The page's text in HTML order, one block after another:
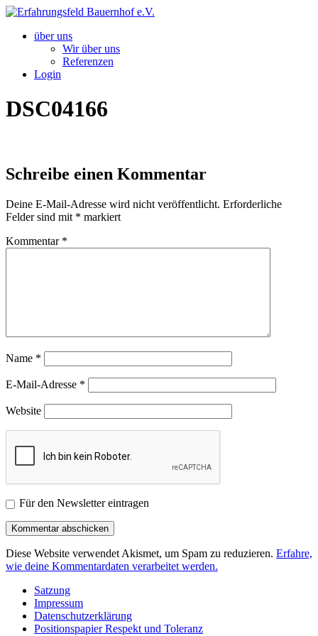
Zum
springenüber uns
Wir über uns
Referenzen
Login
DSC04166
Schreibe einen Kommentar
Deine E-Mail-Adresse wird nicht veröffentlicht. Erforderliche
Felder sind mit * markiert
Kommentar *
Name *
E-Mail-Adresse *
Website
Für den Newsletter eintragen
Diese Website verwendet Akismet, um Spam zu reduzieren. Erfahre,
wie deine Kommentardaten verarbeitet werden.
Satzung
Impressum
Datenschutzerklärung
Positionspapier Respekt und Toleranz